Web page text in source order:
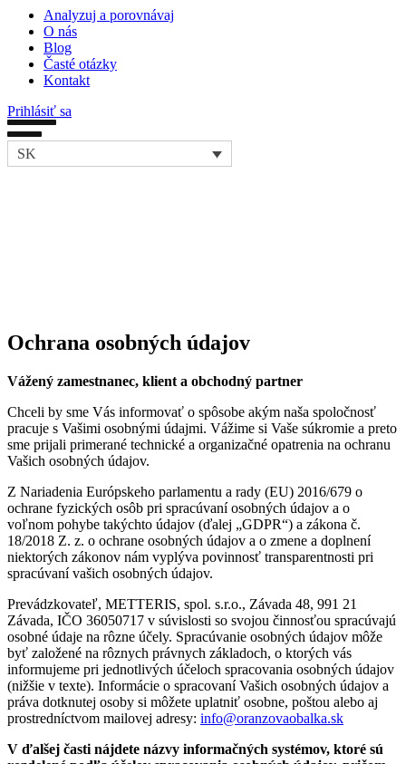
Analyzuj a porovnávaj
O nás
Blog
Časté otázky
Kontakt
Prihlásiť sa
SK
Ochrana osobných údajov
Vážený zamestnanec, klient a obchodný partner
Chceli by sme Vás informovať o spôsobe akým naša spoločnosť
pracuje s Vašimi osobnými údajmi. Vážime si Vaše súkromie a preto
sme prijali primerané technické a organizačné opatrenia na ochranu
Vašich osobných údajov.
Z Nariadenia Európskeho parlamentu a rady (EU) 2016/679 o
ochrane fyzických osôb pri spracúvaní osobných údajov a o
voľnom pohybe takýchto údajov (ďalej „GDPR“) a zákona č.
18/2018 Z. z. o ochrane osobných údajov a o zmene a doplnení
niektorých zákonov nám vyplýva povinnosť transparentnosti pri
spracúvaní vašich osobných údajov.
Prevádzkovateľ, METTERIS, spol. s.r.o., Závada 48, 991 21
Závada, IČO 36050717 v súvislosti so svojou činnosťou spracúvajú
osobné údaje na rôzne účely. Spracúvanie osobných údajov môže
byť založené na rôznych právnych základoch, o ktorých vás
informujeme pri jednotlivých účeloch spracovania osobných údajov
(nižšie v texte). Informácie o spracovaní Vašich osobných údajov a
práva dotknutej osoby si môžete uplatniť osobne, poštou alebo aj
prostredníctvom mailovej adresy: info@oranzovaobalka.sk
V ďalšej časti nájdete názvy informačných systémov, ktoré sú